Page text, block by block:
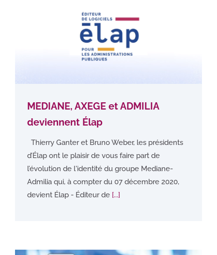
MEDIANE, AXEGE et ADMILIA
deviennent Élap
Thierry Ganter et Bruno Weber, les présidents
d’Élap ont le plaisir de vous faire part de
l’évolution de l'identité du groupe Mediane-
Admilia qui, à compter du 07 décembre 2020,
devient Élap - Éditeur de [...]